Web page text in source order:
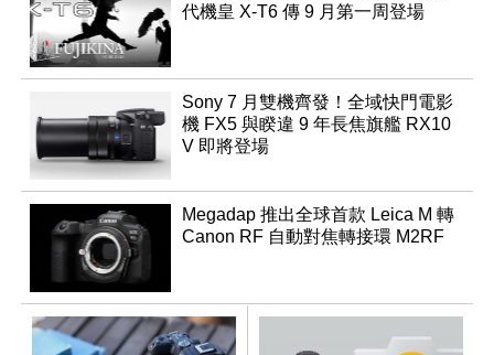
代機皇 X-T6 傳 9 月第一周登場
Sony 7 月雙機齊發！全域快門電影
機 FX5 與睽違 9 年長焦旗艦 RX10
V 即將登場
Megadap 推出全球首款 Leica M 轉
Canon RF 自動對焦轉接環 M2RF